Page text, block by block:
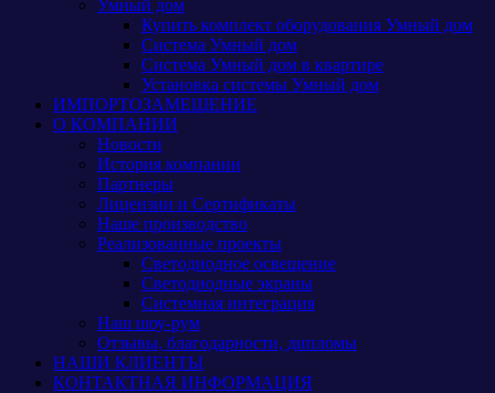
Умный дом
Купить комплект оборудования Умный дом
Система Умный дом
Система Умный дом в квартире
Установка системы Умный дом
ИМПОРТОЗАМЕЩЕНИЕ
О КОМПАНИИ
Новости
История компании
Партнеры
Лицензии и Сертификаты
Наше производство
Реализованные проекты
Светодиодное освещение
Светодиодные экраны
Системная интеграция
Наш шоу-рум
Отзывы, благодарности, дипломы
НАШИ КЛИЕНТЫ
КОНТАКТНАЯ ИНФОРМАЦИЯ